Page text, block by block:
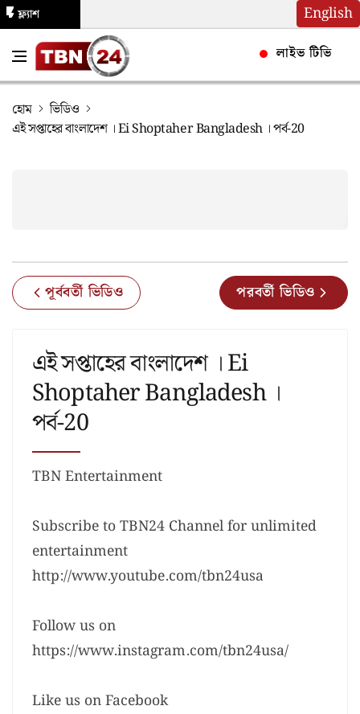
English
ফ্ল্যাশ
লাইভ টিভি
হোম
ভিডিও
এই সপ্তাহের বাংলাদেশ । Ei Shoptaher Bangladesh । পর্ব-20
পূর্ববর্তী ভিডিও পরবর্তী ভিডিও
এই সপ্তাহের বাংলাদেশ । Ei
Shoptaher Bangladesh ।
পর্ব-20
TBN Entertainment
Subscribe to TBN24 Channel for unlimited
entertainment
http://www.youtube.com/tbn24usa
Follow us on
https://www.instagram.com/tbn24usa/
Like us on Facebook